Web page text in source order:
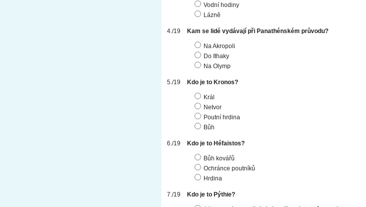
Vodní hodiny
Lázně
Kam se lidé vydávají při Panathénském průvodu?
Na Akropoli
Do Ithaky
Na Olymp
Kdo je to Kronos?
Král
Netvor
Poutní hrdina
Bůh
Kdo je to Héfaistos?
Bůh kovářů
Ochránce poutníků
Hrdina
Kdo je to Pýthie?